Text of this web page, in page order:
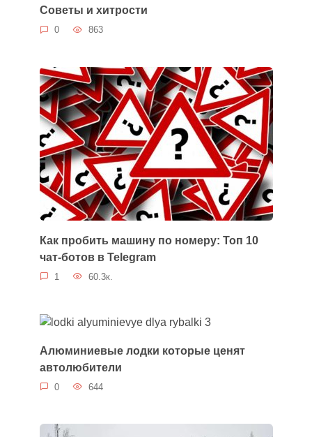
Советы и хитрости
0 863
Как пробить машину по номеру: Топ 10
чат-ботов в Telegram
1 60.3к.
Алюминиевые лодки которые ценят
автолюбители
0 644